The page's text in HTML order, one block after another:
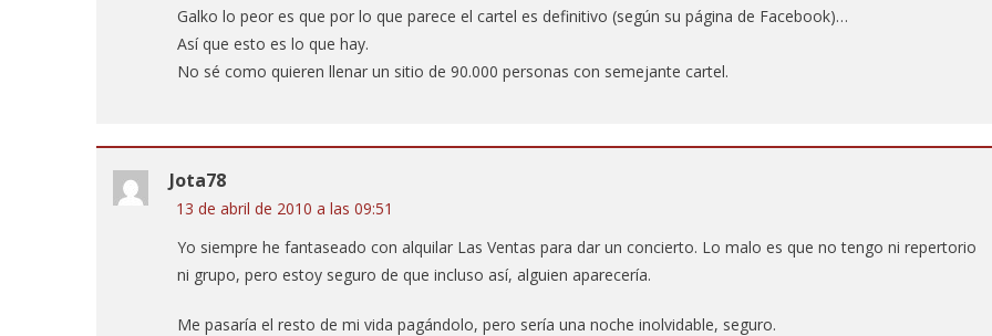
Galko lo peor es que por lo que parece el cartel es definitivo (según su página de Facebook)…
Así que esto es lo que hay.
No sé como quieren llenar un sitio de 90.000 personas con semejante cartel.
Jota78
13 de abril de 2010 a las 09:51
Yo siempre he fantaseado con alquilar Las Ventas para dar un concierto. Lo malo es que no tengo ni repertorio
ni grupo, pero estoy seguro de que incluso así, alguien aparecería.
Me pasaría el resto de mi vida pagándolo, pero sería una noche inolvidable, seguro.